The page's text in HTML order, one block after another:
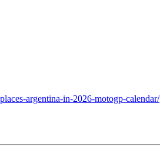
argentina-in-2026-motogp-calendar/